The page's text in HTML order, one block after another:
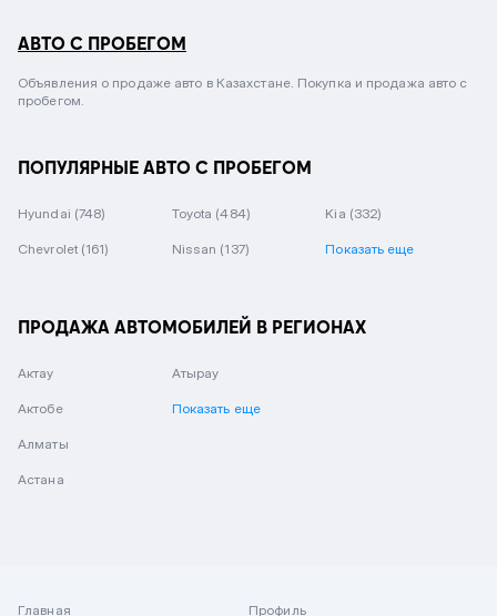
АВТО С ПРОБЕГОМ
Объявления о продаже авто в Казахстане. Покупка и продажа авто с
пробегом.
ПОПУЛЯРНЫЕ АВТО С ПРОБЕГОМ
Hyundai (748) Toyota (484) Kia (332)
Chevrolet (161) Nissan (137) Показать еще
ПРОДАЖА АВТОМОБИЛЕЙ В РЕГИОНАХ
Актау
Актобе
Алматы
Астана
Атырау
Показать еще
Главная
Профиль